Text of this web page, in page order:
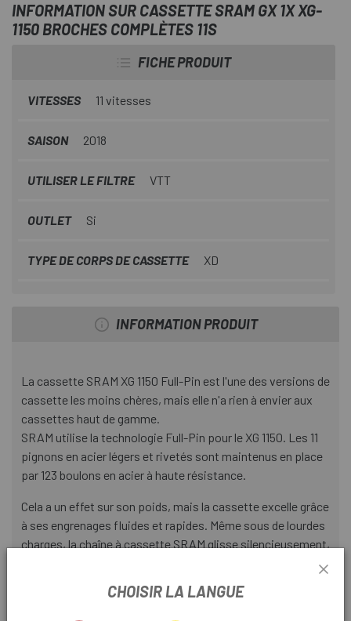
INFORMATION SUR CASSETTE SRAM GX 1X XG-
1150 BROCHES COMPLÈTES 11S
FICHE PRODUIT
VITESSES 11 vitesses
SAISON 2018
UTILISER LE FILTRE VTT
OUTLET Si
TYPE DE CORPS DE CASSETTE XD
INFORMATION PRODUIT
La cassette SRAM XG 1150 Full-Pin est l'une des versions de
cassette les moins chères, mais elle n'a rien à envier aux
cassettes haut de gamme.
SRAM utilise la technologie Full-Pin pour le XG 1150. Les 11
pignons en acier légers et rivetés sont maintenus en place
par 123 boulons en acier à haute résistance.
Cela a un effet sur son poids, mais la cassette excelle grâce
à ses engrenages fluides et rapides. Même sous de lourdes
charges, la chaîne à cassette SRAM glisse silencieusement,
La conception ouverte éloigne la saleté et offre des
CHOISIR LA LANGUE